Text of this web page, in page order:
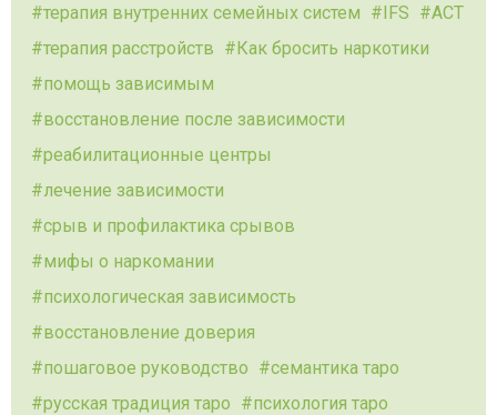
терапия внутренних семейных систем
IFS
ACT
терапия расстройств
Как бросить наркотики
помощь зависимым
восстановление после зависимости
реабилитационные центры
лечение зависимости
срыв и профилактика срывов
мифы о наркомании
психологическая зависимость
восстановление доверия
пошаговое руководство
семантика таро
русская традиция таро
психология таро